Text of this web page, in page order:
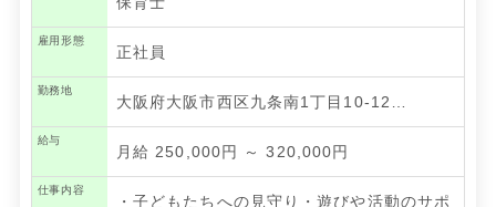
雇用形態
正社員
勤務地
大阪府大阪市西区九条南1丁目10-12…
給与
月給 250,000円 ～ 320,000円
仕事内容
・子どもたちへの見守り・遊びや活動のサポ